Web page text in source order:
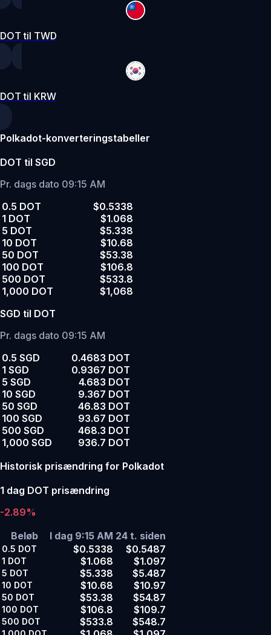
DOT til TWD
DOT til KRW
Polkadot-konverteringstabeller
DOT til SGD
Pr. dags dato 09:15 AM
0.5 DOT
$0.5338
1 DOT
$1.068
5 DOT
$5.338
10 DOT
$10.68
50 DOT
$53.38
100 DOT
$106.8
500 DOT
$533.8
1,000 DOT
$1,068
SGD til DOT
Pr. dags dato 09:15 AM
0.5 SGD
0.4683 DOT
1 SGD
0.9367 DOT
5 SGD
4.683 DOT
10 SGD
9.367 DOT
50 SGD
46.83 DOT
100 SGD
93.67 DOT
500 SGD
468.3 DOT
1,000 SGD
936.7 DOT
Historisk prisændring for Polkadot
1 dag DOT prisændring
-2.89%
Beløb
I dag 9:15 AM 24 t. siden
0.5 DOT $0.5338 $0.5487
1 DOT $1.068 $1.097
5 DOT $5.338 $5.487
10 DOT $10.68 $10.97
50 DOT $53.38 $54.87
100 DOT $106.8 $109.7
500 DOT $533.8 $548.7